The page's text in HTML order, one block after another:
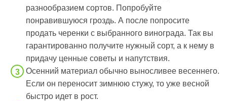
разнообразием сортов. Попробуйте
понравившуюся гроздь. А после попросите
продать черенки с выбранного винограда. Так вы
гарантированно получите нужный сорт, а к нему в
придачу ценные советы и напутствия.
Осенний материал обычно выносливее весеннего.
Если он переносит зимнюю стужу, то уже весной
быстро идет в рост.